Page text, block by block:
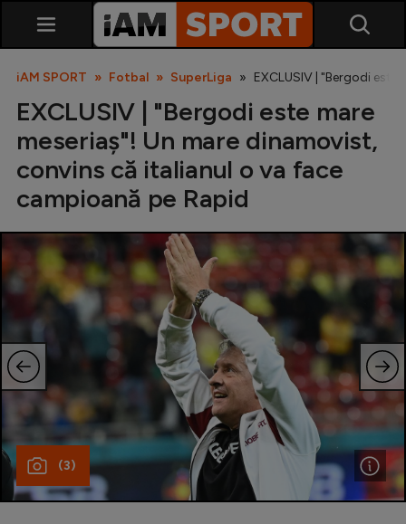
SuperLiga
Liga 2
Cupa României
Echipa Națională
Fotbal feminin
Special
Inedit
iAM SPORT Fotbal SuperLiga EXCLUSIV | "Bergodi
EXCLUSIV | "Bergodi este mare
meseriaș"! Un mare dinamovist,
convins că italianul o va face
campioană pe Rapid
(3)